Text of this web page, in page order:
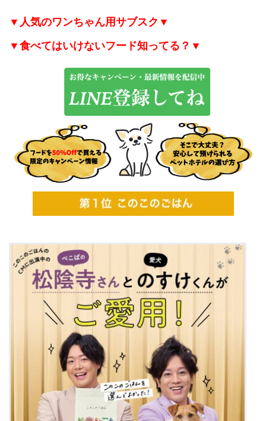
▼人気のワンちゃん用サブスク▼
▼食べてはいけないフード知ってる？▼